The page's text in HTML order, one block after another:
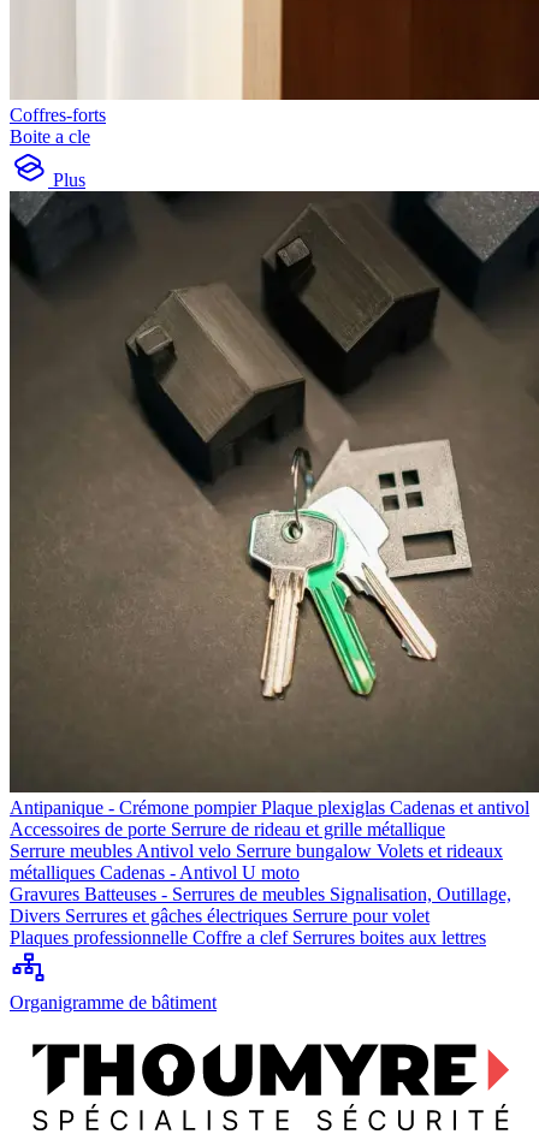
Coffres-forts
Boite a cle
Plus
Antipanique - Crémone pompierPlaque plexiglas Cadenas et antivol
Accessoires de porte Serrure de rideau et grille métallique
Serrure meubles Antivol velo Serrure bungalow Volets et rideaux
métalliques Cadenas - Antivol U moto
Gravures Batteuses - Serrures de meubles Signalisation, Outillage,
Divers Serrures et gâches électriques Serrure pour volet
Plaques professionnelle Coffre a clef Serrures boites aux lettres
Organigramme de bâtiment